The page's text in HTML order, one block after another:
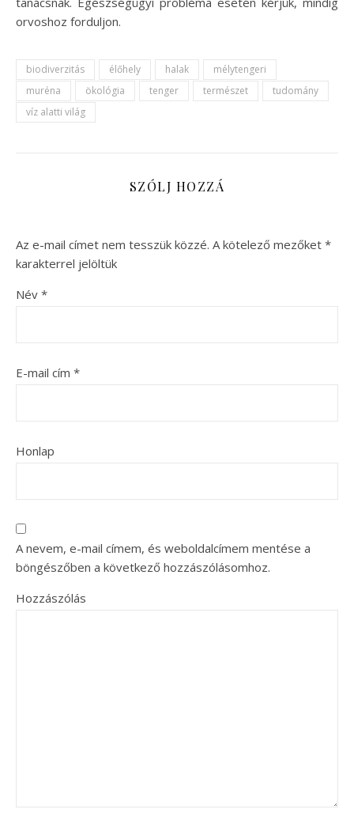
orvoshoz forduljon.
biodiverzitás élőhely halak
mélytengeri
muréna
ökológia tenger természet
tudomány
víz alatti világ
SZÓLJ HOZZÁ
Az e-mail címet nem tesszük közzé. A kötelező mezőket *
karakterrel jelöltük
Név *
E-mail cím *
Honlap
A nevem, e-mail címem, és weboldalcímem mentése a
böngészőben a következő hozzászólásomhoz.
Hozzászólás